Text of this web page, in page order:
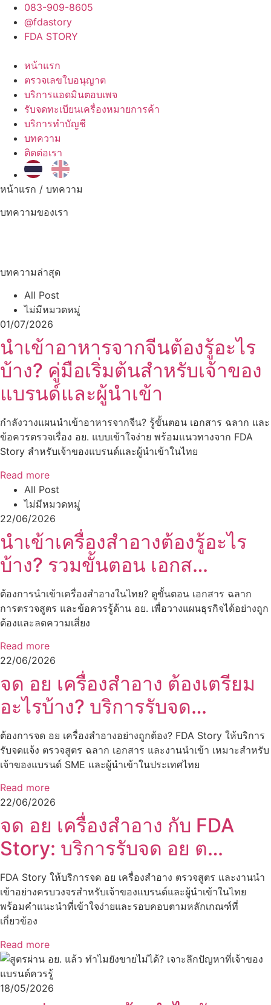
083-909-8605
@fdastory
FDA STORY
หน้าแรก
ตรวจเลขใบอนุญาต
บริการแอดมินตอบเพจ
รับจดทะเบียนเครื่องหมายการค้า
บริการทำบัญชี
บทความ
ติดต่อเรา
หน้าแรก / บทความ
บทความของเรา
บทความล่าสุด
All Post
ไม่มีหมวดหมู่
01/07/2026
นำเข้าอาหารจากจีนต้องรู้อะไร
บ้าง? คู่มือเริ่มต้นสำหรับเจ้าของ
แบรนด์และผู้นำเข้า
กำลังวางแผนนำเข้าอาหารจากจีน? รู้ขั้นตอน เอกสาร ฉลาก และ
ข้อควรตรวจเรื่อง อย. แบบเข้าใจง่าย พร้อมแนวทางจาก FDA
Story สำหรับเจ้าของแบรนด์และผู้นำเข้าในไทย
Read more
All Post
ไม่มีหมวดหมู่
22/06/2026
นำเข้าเครื่องสำอางต้องรู้อะไร
บ้าง? รวมขั้นตอน เอกส…
ต้องการนำเข้าเครื่องสำอางในไทย? ดูขั้นตอน เอกสาร ฉลาก
การตรวจสูตร และข้อควรรู้ด้าน อย. เพื่อวางแผนธุรกิจได้อย่างถูก
ต้องและลดความเสี่ยง
Read more
22/06/2026
จด อย เครื่องสำอาง ต้องเตรียม
อะไรบ้าง? บริการรับจด…
ต้องการจด อย เครื่องสำอางอย่างถูกต้อง? FDA Story ให้บริการ
รับจดแจ้ง ตรวจสูตร ฉลาก เอกสาร และงานนำเข้า เหมาะสำหรับ
เจ้าของแบรนด์ SME และผู้นำเข้าในประเทศไทย
Read more
22/06/2026
จด อย เครื่องสำอาง กับ FDA
Story: บริการรับจด อย ต…
FDA Story ให้บริการจด อย เครื่องสำอาง ตรวจสูตร และงานนำ
เข้าอย่างครบวงจรสำหรับเจ้าของแบรนด์และผู้นำเข้าในไทย
พร้อมคำแนะนำที่เข้าใจง่ายและรอบคอบตามหลักเกณฑ์ที่
เกี่ยวข้อง
Read more
18/05/2026